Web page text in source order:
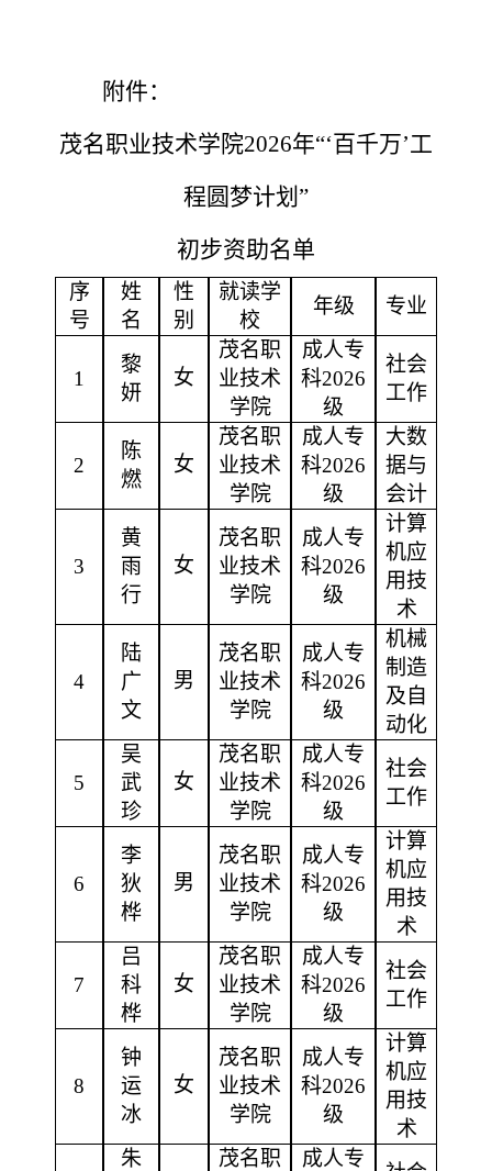
附件：
茂名职业技术学院2026年“‘百千万’工
程圆梦计划”
初步资助名单
序
号
姓
名
性
别
就读学
校
年级 专业
1
黎
妍
女
茂名职
业技术
学院
成人专
科2026
级
社会
工作
2
陈
燃
女
茂名职
业技术
学院
成人专
科2026
级
大数
据与
会计
3
黄
雨
行
女
茂名职
业技术
学院
成人专
科2026
级
计算
机应
用技
术
4
陆
广
文
男
茂名职
业技术
学院
成人专
科2026
级
机械
制造
及自
动化
5
吴
武
珍
女
茂名职
业技术
学院
成人专
科2026
级
社会
工作
6
李
狄
桦
男
茂名职
业技术
学院
成人专
科2026
级
计算
机应
用技
术
7
吕
科
桦
女
茂名职
业技术
学院
成人专
科2026
级
社会
工作
8
钟
运
冰
女
茂名职
业技术
学院
成人专
科2026
级
计算
机应
用技
术
朱
茂名职 成人专